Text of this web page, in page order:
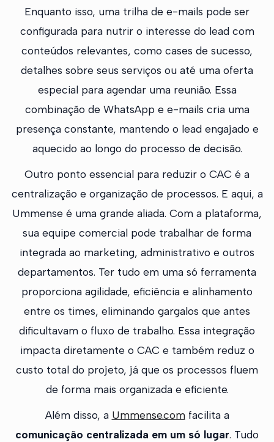
Enquanto isso, uma trilha de e-mails pode ser
configurada para nutrir o interesse do lead com
conteúdos relevantes, como cases de sucesso,
detalhes sobre seus serviços ou até uma oferta
especial para agendar uma reunião. Essa
combinação de WhatsApp e e-mails cria uma
presença constante, mantendo o lead engajado e
aquecido ao longo do processo de decisão.
Outro ponto essencial para reduzir o CAC é a
centralização e organização de processos. E aqui, a
Ummense é uma grande aliada. Com a plataforma,
sua equipe comercial pode trabalhar de forma
integrada ao marketing, administrativo e outros
departamentos. Ter tudo em uma só ferramenta
proporciona agilidade, eficiência e alinhamento
entre os times, eliminando gargalos que antes
dificultavam o fluxo de trabalho. Essa integração
impacta diretamente o CAC e também reduz o
custo total do projeto, já que os processos fluem
de forma mais organizada e eficiente.
Além disso, a Ummense.comfacilita a
comunicação centralizada em um só lugar. Tudo